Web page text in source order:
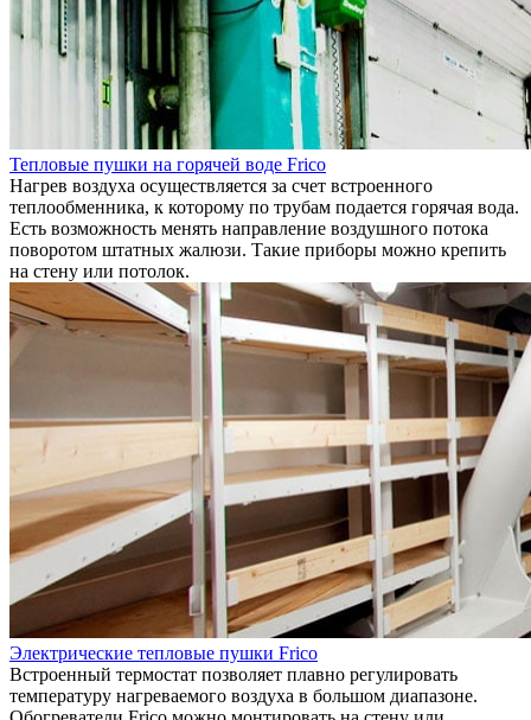
Тепловые пушки на горячей воде Frico
Нагрев воздуха осуществляется за счет встроенного
теплообменника, к которому по трубам подается горячая вода.
Есть возможность менять направление воздушного потока
поворотом штатных жалюзи. Такие приборы можно крепить
на стену или потолок.
Электрические тепловые пушки Frico
Встроенный термостат позволяет плавно регулировать
температуру нагреваемого воздуха в большом диапазоне.